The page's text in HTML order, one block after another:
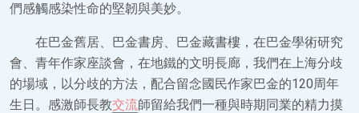
們感觸感染性命的堅韌與美妙。
在巴金舊居、巴金書房、巴金藏書樓，在巴金學術研究
會、青年作家座談會，在地鐵的文明長廊，我們在上海分歧
的場域，以分歧的方法，配合留念國民作家巴金的120周年
生日。感激師長教交流師留給我們一種與時期同業的精力摸